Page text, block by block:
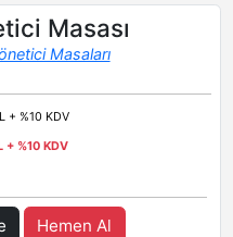
Masası
Masaları
+ %10 KDV
+ %10 KDV
Hemen Al